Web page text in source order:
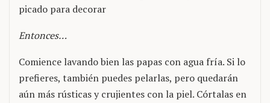
picado para decorar
Entonces…
Comience lavando bien las papas con agua fría. Si lo
prefieres, también puedes pelarlas, pero quedarán
aún más rústicas y crujientes con la piel. Córtalas en